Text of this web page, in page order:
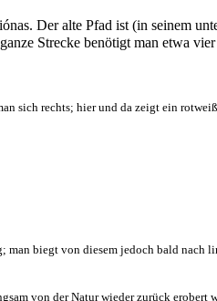
Der alte Pfad ist (in seinem
Strecke benötigt man etwa
sich rechts; hier und da zeigt ein
man biegt von diesem jedoch bald nach
von der Natur wieder zurück erobert